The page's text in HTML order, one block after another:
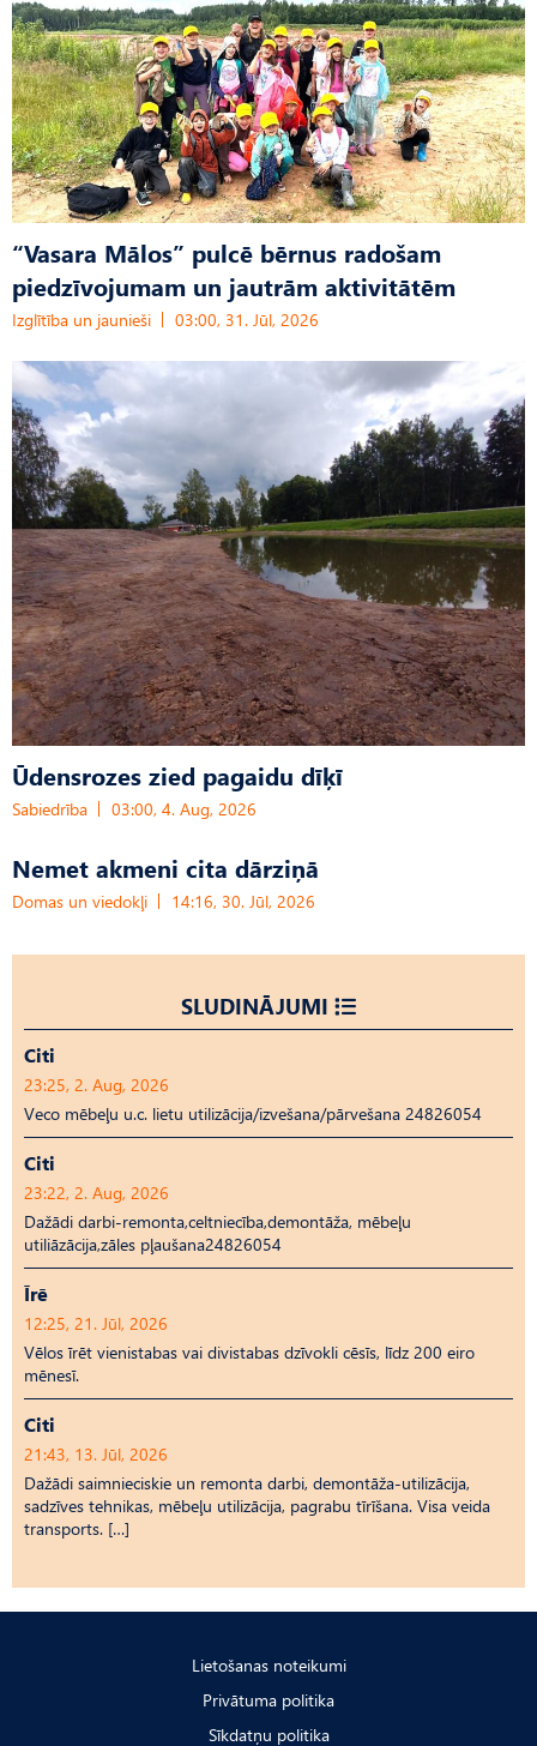
“Vasara Mālos” pulcē bērnus radošam
piedzīvojumam un jautrām aktivitātēm
Izglītība un jaunieši 03:00, 31. Jūl, 2026
Ūdensrozes zied pagaidu dīķī
Sabiedrība 03:00, 4. Aug, 2026
Nemet akmeni cita dārziņā
Domas un viedokļi 14:16, 30. Jūl, 2026
SLUDINĀJUMI
Citi
23:25, 2. Aug, 2026
Veco mēbeļu u.c. lietu utilizācija/izvešana/pārvešana 24826054
Citi
23:22, 2. Aug, 2026
Dažādi darbi-remonta,celtniecība,demontāža, mēbeļu
utiliāzācija,zāles pļaušana24826054
Īrē
12:25, 21. Jūl, 2026
Vēlos īrēt vienistabas vai divistabas dzīvokli cēsīs, līdz 200 eiro
mēnesī.
Citi
21:43, 13. Jūl, 2026
Dažādi saimnieciskie un remonta darbi, demontāža-utilizācija,
sadzīves tehnikas, mēbeļu utilizācija, pagrabu tīrīšana. Visa veida
transports. […]
Lietošanas noteikumi
Privātuma politika
Sīkdatņu politika